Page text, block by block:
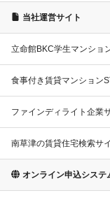
当社運営サイト
立命館BKC学生マンショ
食事付き賃貸マンション
ファインディライト企業
南草津の賃貸住宅検索サ
オンライン申込システ